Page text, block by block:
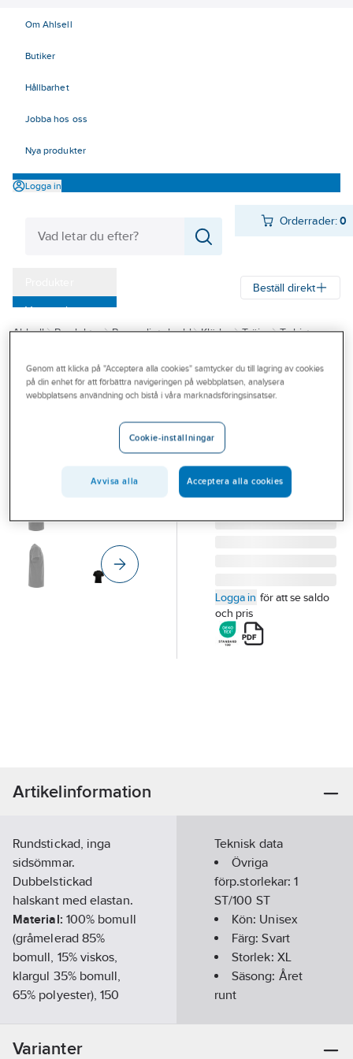
Om Ahlsell
Butiker
Hållbarhet
Jobba hos oss
Nya produkter
Logga in
Orderrader:0
Varumärken
Outlet
Branscher
Beställ direkt
Ahlsell Produkter Personligt skydd Kläder Tröjor T-shirts
FRISTADS
T-shirt Fristads
T-SHIRT CODE-1911
940 SVART STL XL
Artikelnummer:
Lev.
100239-940 XL
Logga in för att se saldo
och pris
Artikelinformation
Rundstickad, inga
sidsömmar.
Dubbelstickad
halskant med elastan.
Material: 100% bomull
(gråmelerad 85%
bomull, 15% viskos,
klargul 35% bomull,
65% polyester), 150
certifierade.
Teknisk data
Övriga
förp.storlekar:1
ST/100 ST
Kön: Unisex
Färg:Svart
Storlek: XL
Säsong: Året
runt
Varianter
Genom att klicka på "Acceptera alla cookies" samtycker du till lagring av cookies
på din enhet för att förbättra navigeringen på webbplatsen, analysera
webbplatsens användning och bistå i våra marknadsföringsinsatser.
Cookie-inställningar
Avvisa alla Acceptera alla cookies